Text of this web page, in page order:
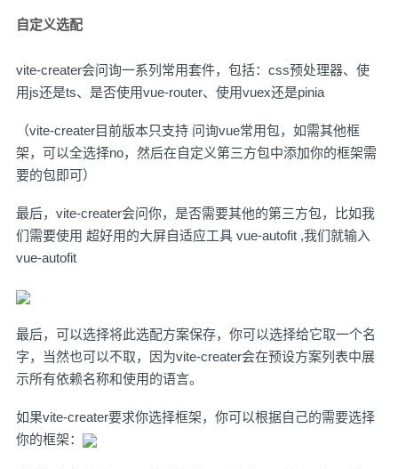
自定义选配
vite-creater会问询一系列常用套件，包括：css预处理器、使
用js还是ts、是否使用vue-router、使用vuex还是pinia
（vite-creater目前版本只支持 问询vue常用包，如需其他框
架，可以全选择no，然后在自定义第三方包中添加你的框架需
要的包即可）
最后，vite-creater会问你，是否需要其他的第三方包，比如我
们需要使用 超好用的大屏自适应工具 vue-autofit ,我们就输入
vue-autofit
最后，可以选择将此选配方案保存，你可以选择给它取一个名
字，当然也可以不取，因为vite-creater会在预设方案列表中展
示所有依赖名称和使用的语言。
如果vite-creater要求你选择框架，你可以根据自己的需要选择
你的框架：